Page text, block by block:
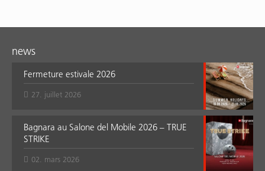
news
Fermeture estivale 2026
27. juillet 2026
Bagnara au Salone del Mobile 2026 – TRUE
STRIKE
02. mars 2026